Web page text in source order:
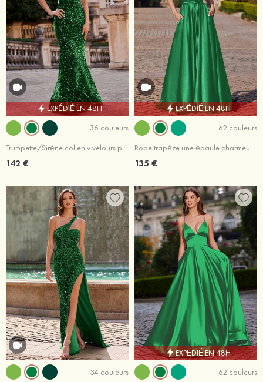
EXPÉDIÉ EN 48H
36 couleurs
Trumpette/Sirène col en v velours paillettes traîne balayage robe de bal
142 €
EXPÉDIÉ EN 48H
62 couleurs
Robe trapèze une épaule charmeuse traîne balayage robe de bal
135 €
34 couleurs
EXPÉDIÉ EN 48H
62 couleurs